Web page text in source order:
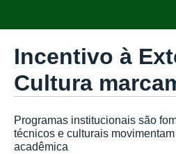
Incentivo à
Cultura
Programas institucionais são
técnicos e culturais
acadêmica